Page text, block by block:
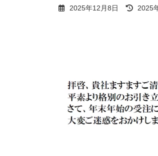
2025年12月8日
最
終
2025